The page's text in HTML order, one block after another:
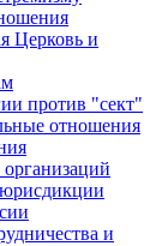
Церковь и
против "сект"
отношения
и